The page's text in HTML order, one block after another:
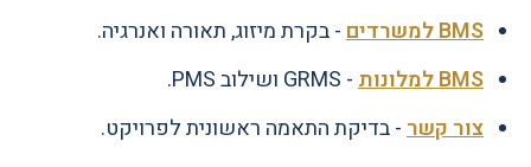
BMS למשרדים
- בקרת מיזוג, תאורה ואנרגיה.
BMS למלונות
- GRMS ושילוב PMS.
צור קשר- בדיקת התאמה ראשונית לפרויקט.